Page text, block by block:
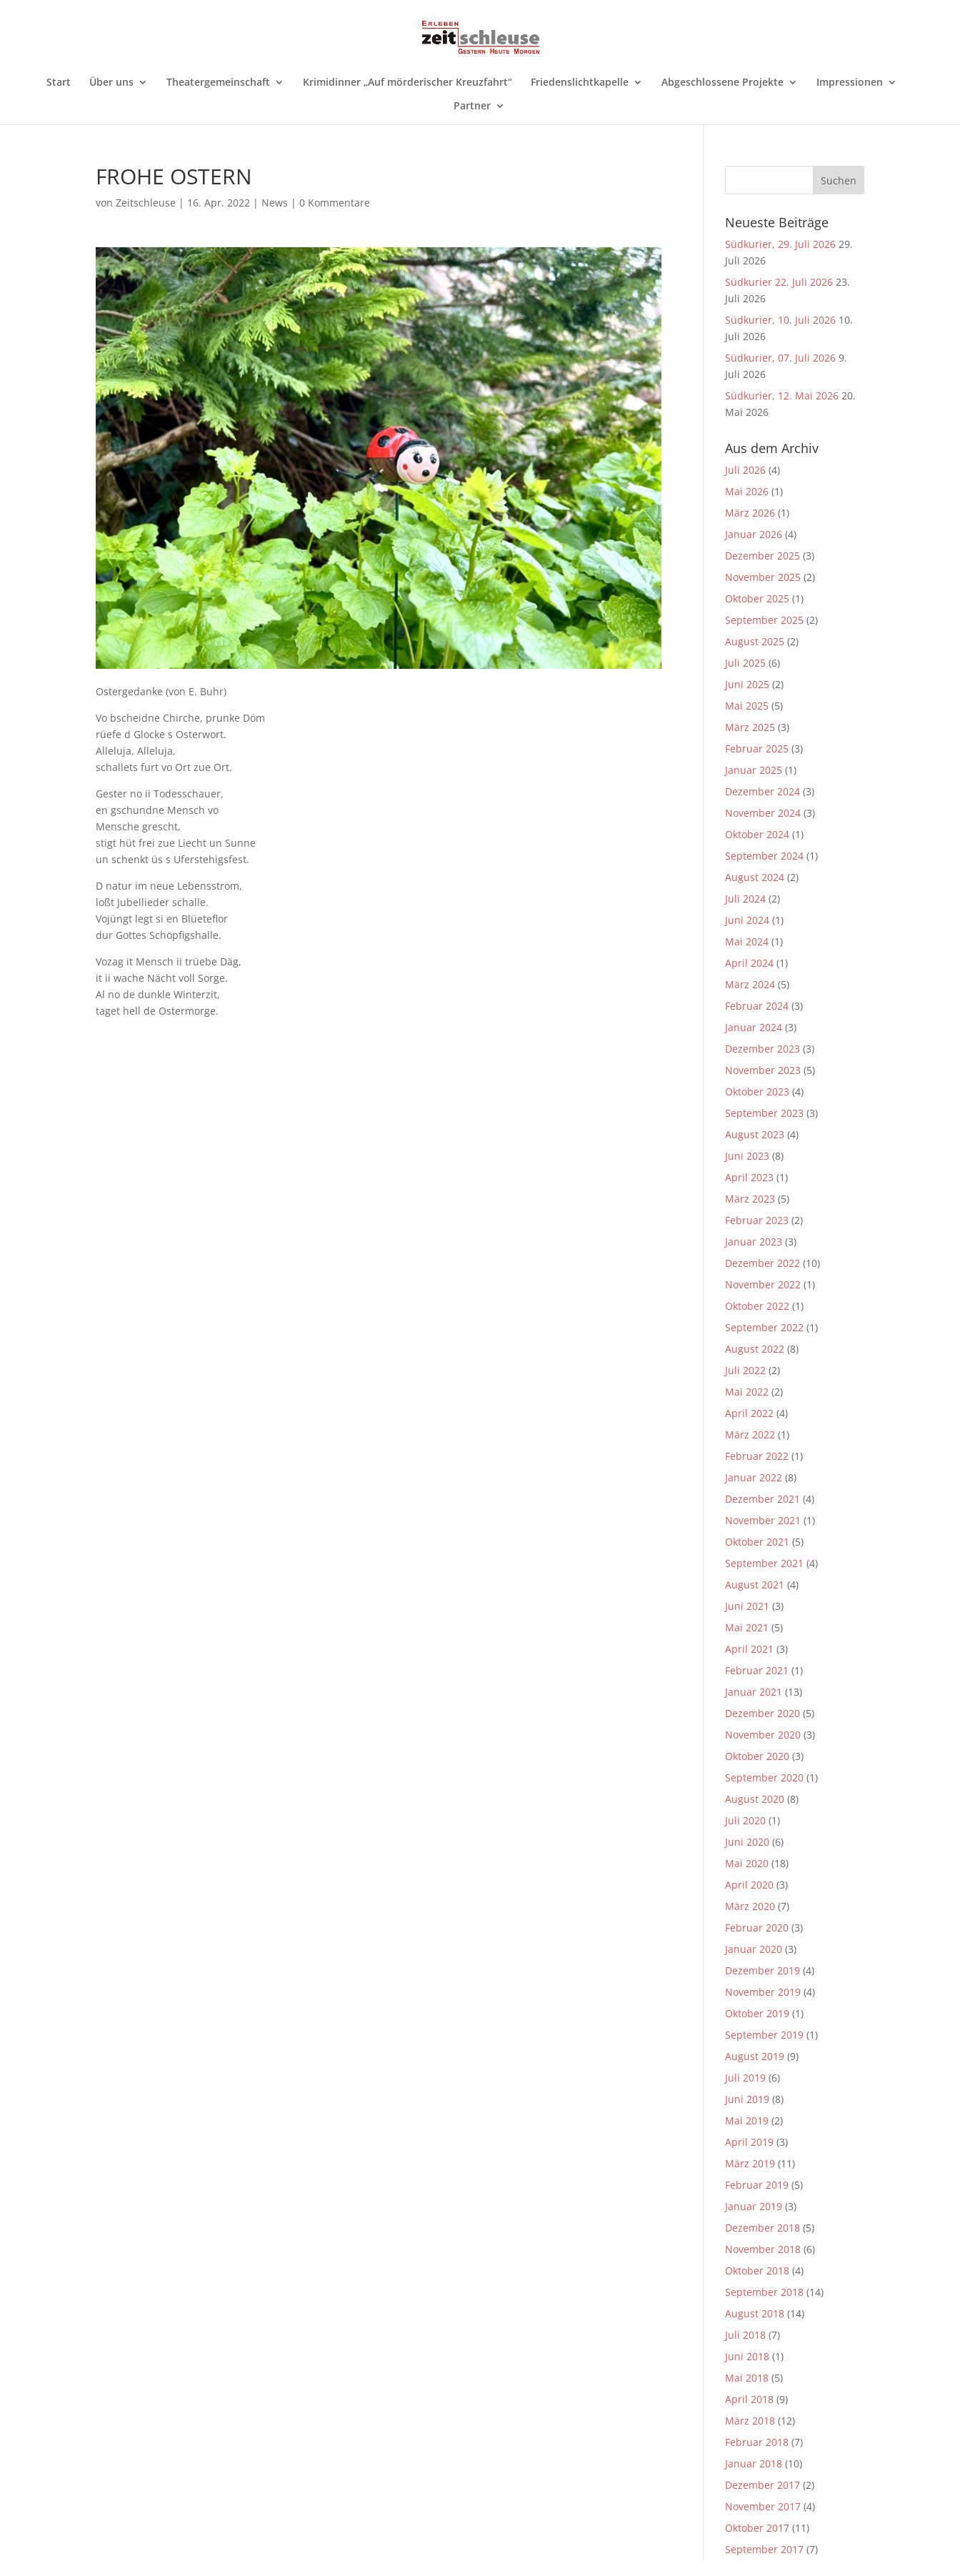
Start Über uns Theatergemeinschaft Krimidinner „Auf mörderischer Kreuzfahrt“ Friedenslichtkapelle Abgeschlossene Projekte
Impressionen
Partner
FROHE OSTERN
vonZeitschleuse | 16. Apr. 2022 | News |0 Kommentare
Ostergedanke (von E. Buhr)
Vo bscheidne Chirche, prunke Döm
rüefe d Glocke s Osterwort.
Alleluja, Alleluja,
schallets furt vo Ort zue Ort.
Gester no ii Todesschauer,
en gschundne Mensch vo
Mensche grescht,
stigt hüt frei zue Liecht un Sunne
un schenkt üs s Uferstehigsfest.
D natur im neue Lebensstrom,
loßt Jubellieder schalle.
Vojüngt legt si en Blüeteflor
dur Gottes Schöpfigshalle.
Vozag it Mensch ii trüebe Däg,
it ii wache Nächt voll Sorge.
Al no de dunkle Winterzit,
taget hell de Ostermorge.
Neueste Beiträge
Südkurier, 29. Juli 2026 29.
Juli 2026
Südkurier 22. Juli 2026 23.
Juli 2026
Südkurier, 10. Juli 2026 10.
Juli 2026
Südkurier, 07. Juli 2026 9.
Juli 2026
Südkurier, 12. Mai 2026 20.
Mai 2026
Aus dem Archiv
Juli 2026 (4)
Mai 2026 (1)
März 2026 (1)
Januar 2026 (4)
Dezember 2025 (3)
November 2025 (2)
Oktober 2025 (1)
September 2025 (2)
August 2025 (2)
Juli 2025 (6)
Juni 2025 (2)
Mai 2025 (5)
März 2025 (3)
Februar 2025 (3)
Januar 2025 (1)
Dezember 2024 (3)
November 2024 (3)
Oktober 2024 (1)
September 2024 (1)
August 2024 (2)
Juli 2024 (2)
Juni 2024 (1)
Mai 2024 (1)
April 2024 (1)
März 2024 (5)
Februar 2024 (3)
Januar 2024 (3)
Dezember 2023 (3)
November 2023 (5)
Oktober 2023 (4)
September 2023 (3)
August 2023 (4)
Juni 2023 (8)
April 2023 (1)
März 2023 (5)
Februar 2023 (2)
Januar 2023 (3)
Dezember 2022 (10)
November 2022 (1)
Oktober 2022 (1)
September 2022 (1)
August 2022 (8)
Juli 2022 (2)
Mai 2022 (2)
April 2022 (4)
März 2022 (1)
Februar 2022 (1)
Januar 2022 (8)
Dezember 2021 (4)
November 2021 (1)
Oktober 2021 (5)
September 2021 (4)
August 2021 (4)
Juni 2021 (3)
Mai 2021 (5)
April 2021 (3)
Februar 2021 (1)
Januar 2021 (13)
Dezember 2020 (5)
November 2020 (3)
Oktober 2020 (3)
September 2020 (1)
August 2020 (8)
Juli 2020 (1)
Juni 2020 (6)
Mai 2020 (18)
April 2020 (3)
März 2020 (7)
Februar 2020 (3)
Januar 2020 (3)
Dezember 2019 (4)
November 2019 (4)
Oktober 2019 (1)
September 2019 (1)
August 2019 (9)
Juli 2019 (6)
Juni 2019 (8)
Mai 2019 (2)
April 2019 (3)
März 2019 (11)
Februar 2019 (5)
Januar 2019 (3)
Dezember 2018 (5)
November 2018 (6)
Oktober 2018 (4)
September 2018 (14)
August 2018 (14)
Juli 2018 (7)
Juni 2018 (1)
Mai 2018 (5)
April 2018 (9)
März 2018 (12)
Februar 2018 (7)
Januar 2018 (10)
Dezember 2017 (2)
November 2017 (4)
Oktober 2017 (11)
September 2017 (7)